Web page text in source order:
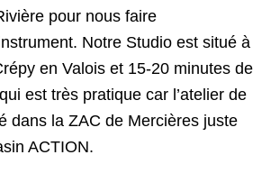
pour nous faire
Notre Studio est situé à
en Valois et 15-20 minutes de
est très pratique car l’atelier de
dans la ZAC de Mercières juste
ACTION.